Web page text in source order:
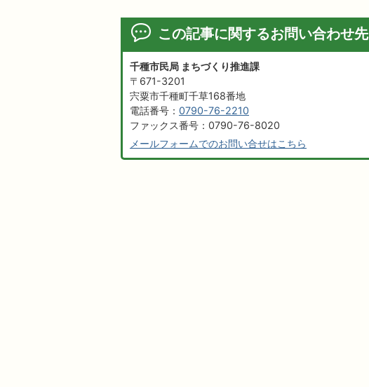
この記事に関するお問い合わせ先
千種市民局 まちづくり推進課
〒671-3201
宍粟市千種町千草168番地
電話番号： 0790-76-2210
ファックス番号：0790-76-8020
メールフォームでのお問い合せはこちら